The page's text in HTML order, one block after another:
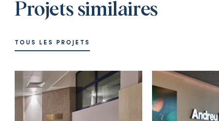
Projets similaires
TOUS LES PROJETS